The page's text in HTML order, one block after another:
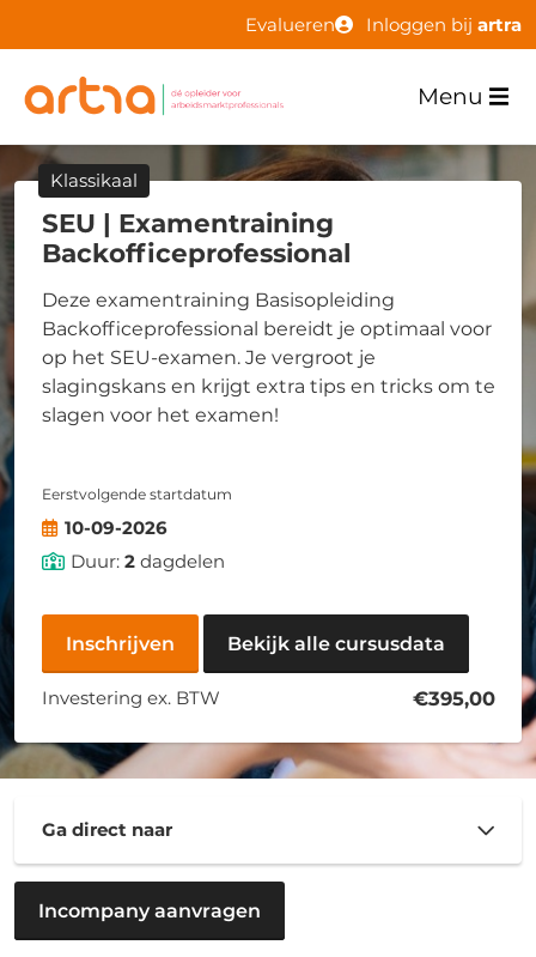
Evalueren Inloggen bij artra
Menu
Klassikaal
SEU | Examentraining
Backofficeprofessional
Deze examentraining Basisopleiding
Backofficeprofessional bereidt je optimaal voor
op het SEU-examen. Je vergroot je
slagingskans en krijgt extra tips en tricks om te
slagen voor het examen!
Eerstvolgende startdatum
10-09-2026
Duur: 2dagdelen
Inschrijven Bekijk alle cursusdata
Investering ex. BTW €395,00
Ga direct naar
Incompany aanvragen